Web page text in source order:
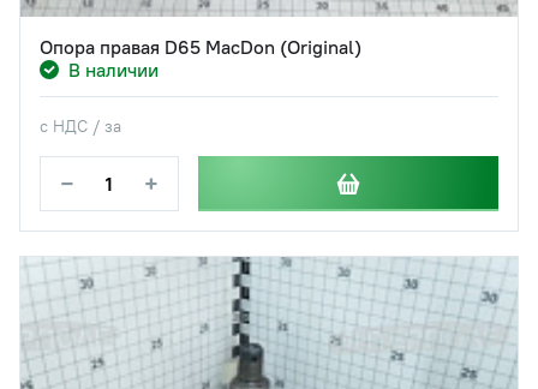
Опора правая D65 MacDon (Original)
В наличии
с НДС / за
− +